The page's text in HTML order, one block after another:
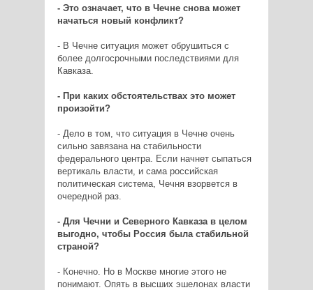
- Это означает, что в Чечне снова может
начаться новый конфликт?
- В Чечне ситуация может обрушиться с
более долгосрочными последствиями для
Кавказа.
- При каких обстоятельствах это может
произойти?
- Дело в том, что ситуация в Чечне очень
сильно завязана на стабильности
федерального центра. Если начнет сыпаться
вертикаль власти, и сама российская
политическая система, Чечня взорвется в
очередной раз.
- Для Чечни и Северного Кавказа в целом
выгодно, чтобы Россия была стабильной
страной?
- Конечно. Но в Москве многие этого не
понимают. Опять в высших эшелонах власти